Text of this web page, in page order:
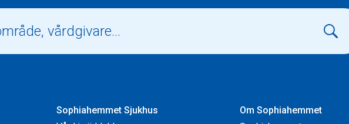
Sophiahemmet Sjukhus
Om Sophiahemmet